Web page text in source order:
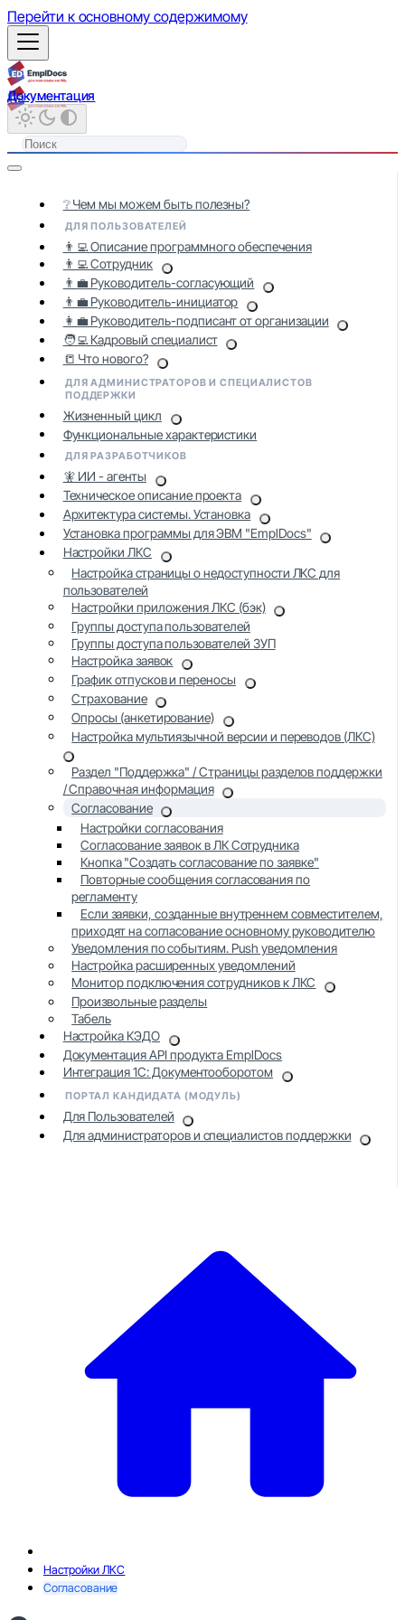
Перейти к основному содержимому
Документация
❔ Чем мы можем быть полезны?
ДЛЯ ПОЛЬЗОВАТЕЛЕЙ
👨‍💻 Описание программного обеспечения
👨‍💻 Сотрудник
👨‍💼 Руководитель-согласующий
👨‍💼 Руководитель-инициатор
👩‍💼 Руководитель-подписант от организации
🧑‍💻 Кадровый специалист
📒 Что нового?
ДЛЯ АДМИНИСТРАТОРОВ И СПЕЦИАЛИСТОВ
ПОДДЕРЖКИ
Жизненный цикл
Функциональные характеристики
ДЛЯ РАЗРАБОТЧИКОВ
🧚 ИИ - агенты
Техническое описание проекта
Архитектура системы. Установка
Установка программы для ЭВМ "EmplDocs"
Настройки ЛКС
Настройка страницы о недоступности ЛКС для
пользователей
Настройки приложения ЛКС (бэк)
Группы доступа пользователей
Группы доступа пользователей ЗУП
Настройка заявок
График отпусков и переносы
Страхование
Опросы (анкетирование)
Настройка мультиязычной версии и переводов (ЛКС)
Раздел "Поддержка" / Страницы разделов поддержки
/ Справочная информация
Согласование
Настройки согласования
Согласование заявок в ЛК Сотрудника
Кнопка "Создать согласование по заявке"
Повторные сообщения согласования по
регламенту
Если заявки, созданные внутреннем совместителем,
приходят на согласование основному руководителю
Уведомления по событиям. Push уведомления
Настройка расширенных уведомлений
Монитор подключения сотрудников к ЛКС
Произвольные разделы
Табель
Настройка КЭДО
Документация API продукта EmplDocs
Интеграция 1С: Документооборотом
ПОРТАЛ КАНДИДАТА (МОДУЛЬ)
Для Пользователей
Для администраторов и специалистов поддержки
Настройки ЛКС
Согласование